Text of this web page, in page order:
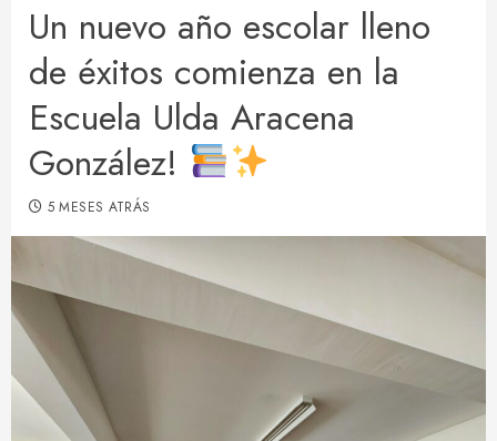
Un nuevo año escolar lleno
de éxitos comienza en la
Escuela Ulda Aracena
González!
5 MESES ATRÁS